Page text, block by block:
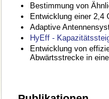
Bestimmung von
Entwicklung einer 2,4
Adaptive
HyEff -
Entwicklung von
Abwärtsstrecke in